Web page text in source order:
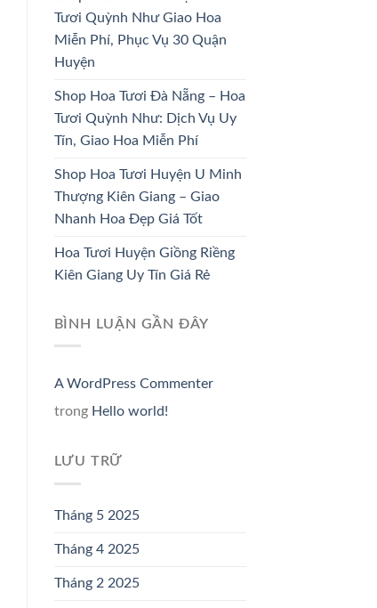
DÂU
33 SẢN PHẨM 67 SẢN PHẨM
Tươi Quỳnh Như Giao Hoa
Miễn Phí, Phục Vụ 30 Quận
Huyện
Shop Hoa Tươi Đà Nẵng – Hoa
Tươi Quỳnh Như: Dịch Vụ Uy
Tín, Giao Hoa Miễn Phí
Shop Hoa Tươi Huyện U Minh
Thượng Kiên Giang – Giao
Nhanh Hoa Đẹp Giá Tốt
Hoa Tươi Huyện Giồng Riềng
Kiên Giang Uy Tín Giá Rẻ
BÌNH LUẬN GẦN ĐÂY
A WordPress Commenter
trong Hello world!
LƯU TRỮ
Tháng 5 2025
Tháng 4 2025
Tháng 2 2025